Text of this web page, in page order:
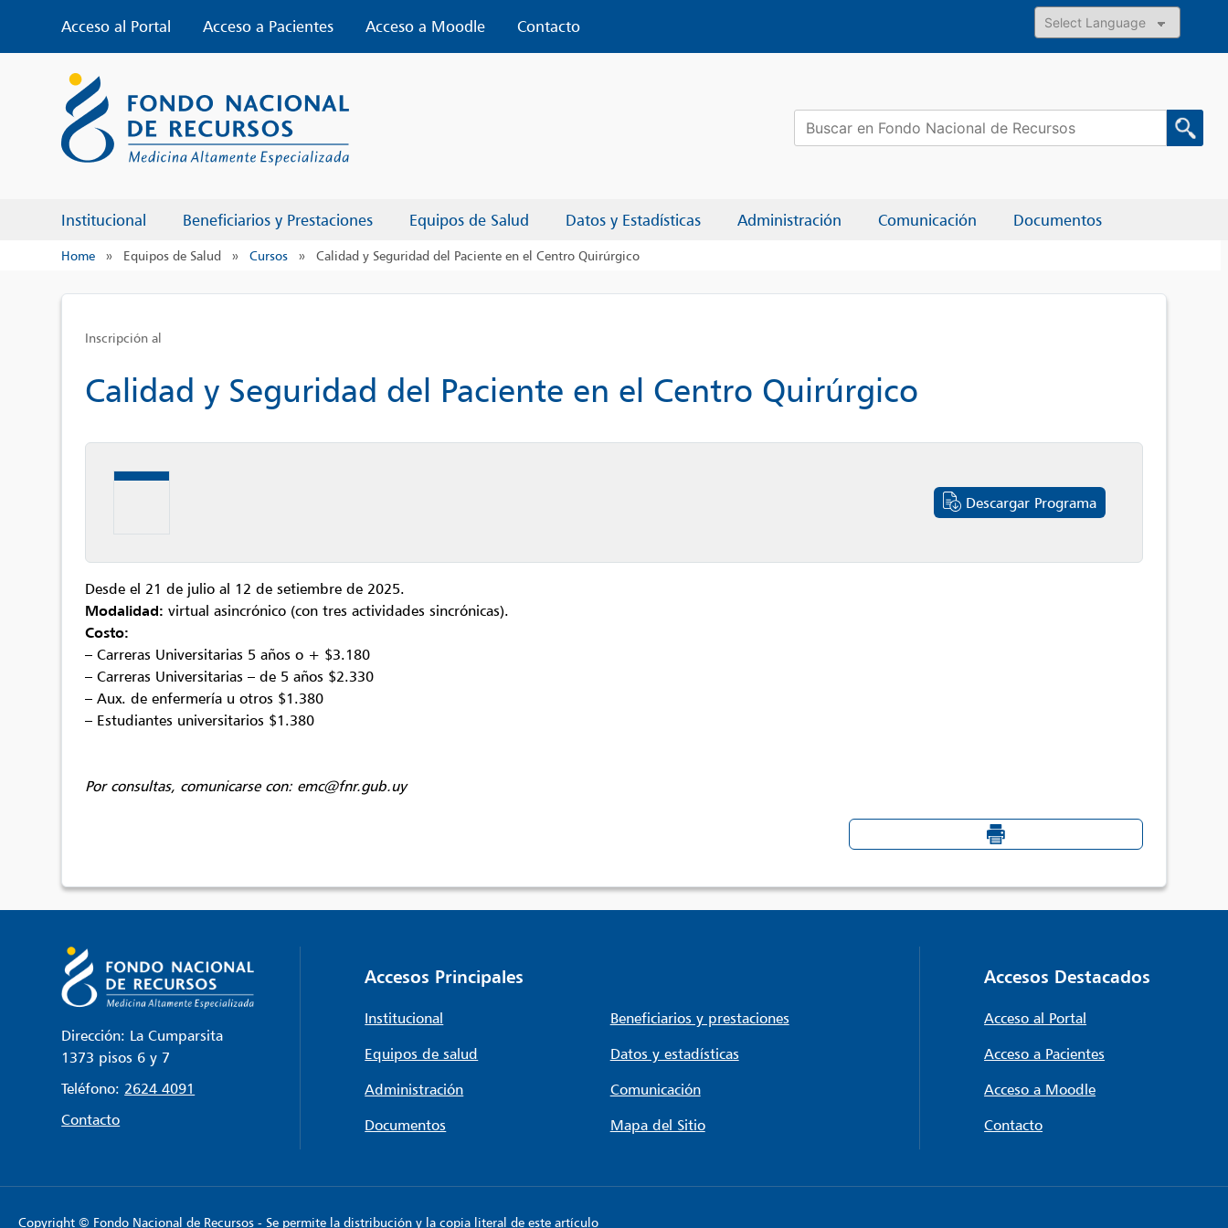
content
Acceso al Portal Acceso a Pacientes Acceso a Moodle
Contacto
Powered by
Institucional Beneficiarios y Prestaciones Equipos de Salud Datos y Estadísticas Administración Comunicación Documentos
Buscar:
Home » Equipos de Salud » Cursos » Calidad y Seguridad del Paciente en el Centro Quirúrgico
Inscripción al
Calidad y Seguridad del Paciente en el Centro Quirúrgico
Descargar Programa
Desde el 21 de julio al 12 de setiembre de 2025.
Modalidad: virtual asincrónico (con tres actividades sincrónicas).
Costo:
– Carreras Universitarias 5 años o + $3.180
– Carreras Universitarias – de 5 años $2.330
– Aux. de enfermería u otros $1.380
– Estudiantes universitarios $1.380
Por consultas, comunicarse con: emc@fnr.gub.uy
Dirección: La Cumparsita
1373 pisos 6 y 7
Teléfono: 2624 4091
Contacto
Accesos Principales
Institucional
Beneficiarios y prestaciones
Equipos de salud
Datos y estadísticas
Administración
Comunicación
Documentos
Mapa del Sitio
Accesos Destacados
Acceso al Portal
Acceso a Pacientes
Acceso a Moodle
Contacto
Copyright © Fondo Nacional de Recursos - Se permite la distribución y la copia literal de este artículo